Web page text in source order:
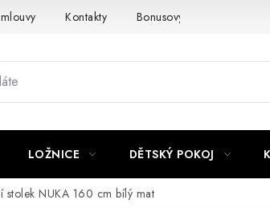
Kontakty Bonusový program NBM+
LOŽNICE DĚTSKÝ POKOJ
stolek NUKA 160 cm bílý mat